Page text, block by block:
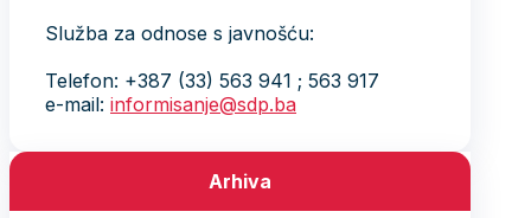
Služba za odnose s javnošću:
Telefon: +387 (33) 563 941 ; 563 917
e-mail: informisanje@sdp.ba
Arhiva